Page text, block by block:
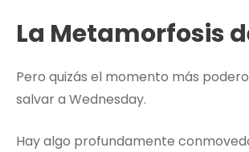
La Metamorfosis
Pero quizás el momento más
salvar a Wednesday.
Hay algo profundamente